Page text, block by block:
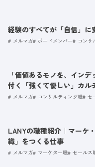
経験のすべてが「自信」
メルマガ ボードメンバー コンサ
「価値あるモノを、イン
付く「強くて優しい」カル
メルマガ コンサルティング職 セ
LANYの職種紹介｜マーケ
織」をつくる仕事
メルマガ マーケター職 セールス